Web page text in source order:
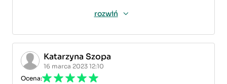
rozwiń
Katarzyna Szopa
16 marca 2023 12:10
Ocena: